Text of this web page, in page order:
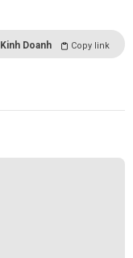
Doanh Copy link